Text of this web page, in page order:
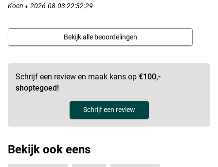
Ultimate Hooks to Nylon
- Diameter: 0,12mm
- Haakmaat: 16
Ultimate Feeder System Slide Link
- Feeder voorslag
- 3 stuks per verpakking
- Materiaal: fluorocarbon
- Hoogwaardige onderdelen
- Extra lijn tussen korf en voorslag
Koen + 2026-08-03 22:32:29
Bekijk alle beoordelingen
Schrijf een review en maak kans op €100,-
shoptegoed!
Schrijf een review
Bekijk ook eens